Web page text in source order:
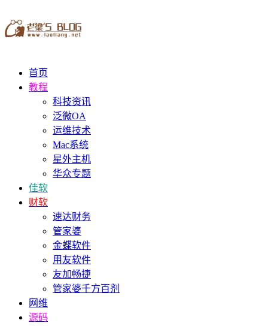
首页
教程
科技资讯
泛微OA
运维技术
Mac系统
星外主机
华众专题
佳软
财软
速达财务
管家婆
金蝶软件
用友软件
友加畅捷
管家婆千方百剂
网维
源码